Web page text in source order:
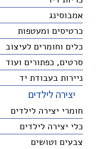
אמבוסינג
כרטיסים ומעטפות
כלים וחומרים לעיצוב
סרטים, כפתורים ועוד
ניירות בעבודת יד
יצירה לילדים
חומרי יצירה לילדים
כלי יצירה לילדים
צבעים וטושים